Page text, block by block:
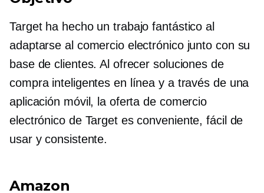
Target ha hecho un trabajo fantástico al
adaptarse al comercio electrónico junto con su
base de clientes. Al ofrecer soluciones de
compra inteligentes en línea y a través de una
aplicación móvil, la oferta de comercio
electrónico de Target es conveniente, fácil de
usar y consistente.
Amazon